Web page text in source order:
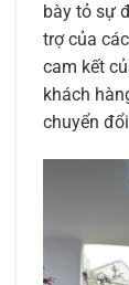
bày tỏ sự
trợ của
cam kết
khách
chuyển